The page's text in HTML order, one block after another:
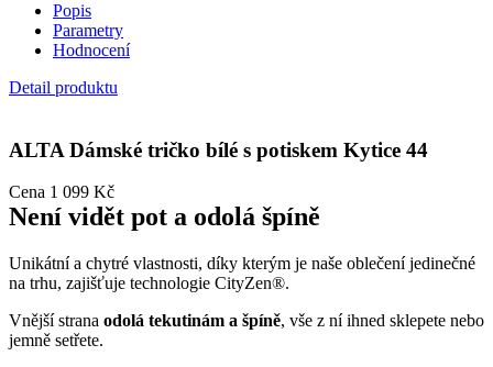
Popis
Parametry
Hodnocení
Detail produktu
ALTA Dámské tričko bílé s potiskem Kytice 44
Cena 1 099 Kč
Není vidět pot a odolá špíně
Unikátní a chytré vlastnosti, díky kterým je naše oblečení jedinečné
na trhu, zajišťuje technologie CityZen®.
Vnější strana odolá tekutinám a špíně, vše z ní ihned sklepete nebo
jemně setřete.